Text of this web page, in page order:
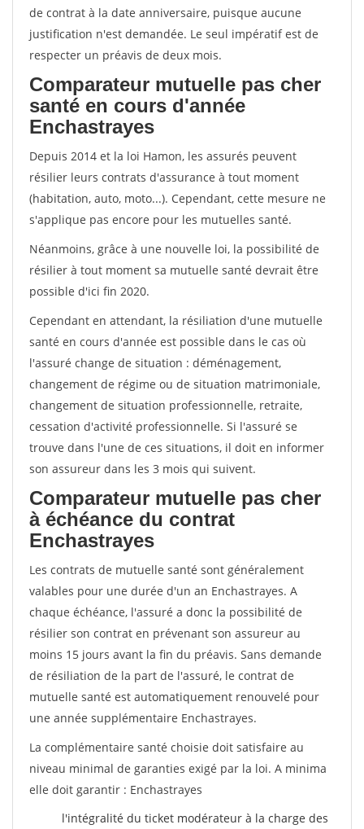
de contrat à la date anniversaire, puisque aucune
justification n'est demandée. Le seul impératif est de
respecter un préavis de deux mois.
Comparateur mutuelle pas cher
santé en cours d'année
Enchastrayes
Depuis 2014 et la loi Hamon, les assurés peuvent
résilier leurs contrats d'assurance à tout moment
(habitation, auto, moto...). Cependant, cette mesure ne
s'applique pas encore pour les mutuelles santé.
Néanmoins, grâce à une nouvelle loi, la possibilité de
résilier à tout moment sa mutuelle santé devrait être
possible d'ici fin 2020.
Cependant en attendant, la résiliation d'une mutuelle
santé en cours d'année est possible dans le cas où
l'assuré change de situation : déménagement,
changement de régime ou de situation matrimoniale,
changement de situation professionnelle, retraite,
cessation d'activité professionnelle. Si l'assuré se
trouve dans l'une de ces situations, il doit en informer
son assureur dans les 3 mois qui suivent.
Comparateur mutuelle pas cher
à échéance du contrat
Enchastrayes
Les contrats de mutuelle santé sont généralement
valables pour une durée d'un an Enchastrayes. A
chaque échéance, l'assuré a donc la possibilité de
résilier son contrat en prévenant son assureur au
moins 15 jours avant la fin du préavis. Sans demande
de résiliation de la part de l'assuré, le contrat de
mutuelle santé est automatiquement renouvelé pour
une année supplémentaire Enchastrayes.
La complémentaire santé choisie doit satisfaire au
niveau minimal de garanties exigé par la loi. A minima
elle doit garantir : Enchastrayes
l'intégralité du ticket modérateur à la charge des